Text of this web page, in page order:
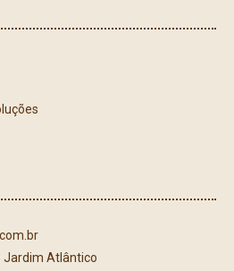
Jardim Atlântico